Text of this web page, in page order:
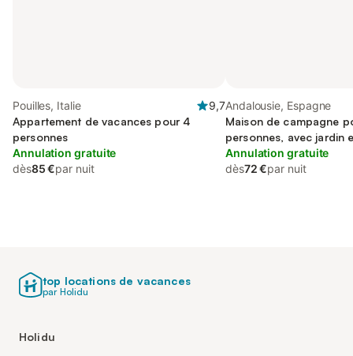
Pouilles, Italie
9,7
Appartement de vacances pour 4
personnes
Annulation gratuite
dès85 €par nuit
Andalousie, Espagne
Maison de campagne
personnes, avec jardin
enfant, animaux
Annulation gratuite
dès72 €par nuit
top locations de vacances
par Holidu
Holidu